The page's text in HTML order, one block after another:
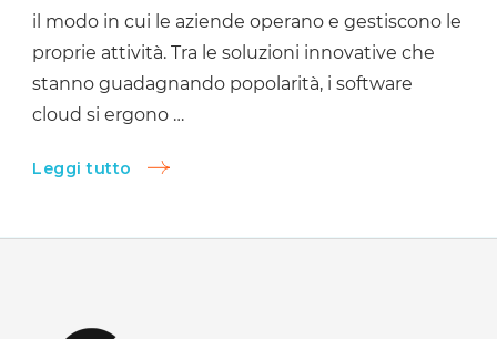
il modo in cui le aziende operano e gestiscono le
proprie attività. Tra le soluzioni innovative che
stanno guadagnando popolarità, i software
cloud si ergono …
Leggi tutto